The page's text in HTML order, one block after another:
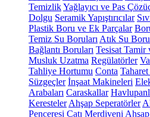
TemizlikYağlayıcı ve Pas
Dolgu Seramik Yapıştırıcılar
Plastik Boru ve Ek Parçalar
Temiz Su Boruları Atık Su
Bağlantı Boruları Tesisat Tamir
Musluk Uzatma Regülatörler
Tahliye Hortumu Conta
Süzgeçler İnşaat Makineleri
Arabaları Caraskallar
Keresteler Ahşap Seperatörler
Penceresi Çatı Merdiveni